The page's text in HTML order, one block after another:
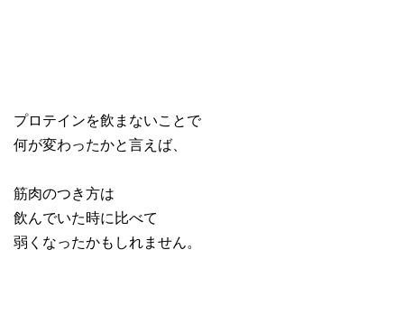
プロテインを飲まないことで
何が変わったかと言えば、
筋肉のつき方は
飲んでいた時に比べて
弱くなったかもしれません。